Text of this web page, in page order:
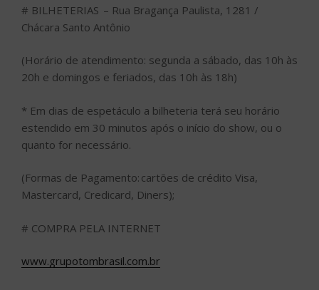
# BILHETERIAS – Rua Bragança Paulista, 1281 /
Chácara Santo Antônio
(Horário de atendimento: segunda a sábado, das 10h às
20h e domingos e feriados, das 10h às 18h)
* Em dias de espetáculo a bilheteria terá seu horário
estendido em 30 minutos após o início do show, ou o
quanto for necessário.
(Formas de Pagamento: cartões de crédito Visa,
Mastercard, Credicard, Diners);
# COMPRA PELA INTERNET
www.grupotombrasil.com.br